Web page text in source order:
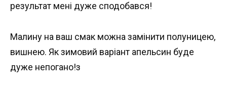
результат мені дуже сподобався!
Малину на ваш смак можна замінити полуницею,
вишнею. Як зимовий варіант апельсин буде
дуже непогано!з